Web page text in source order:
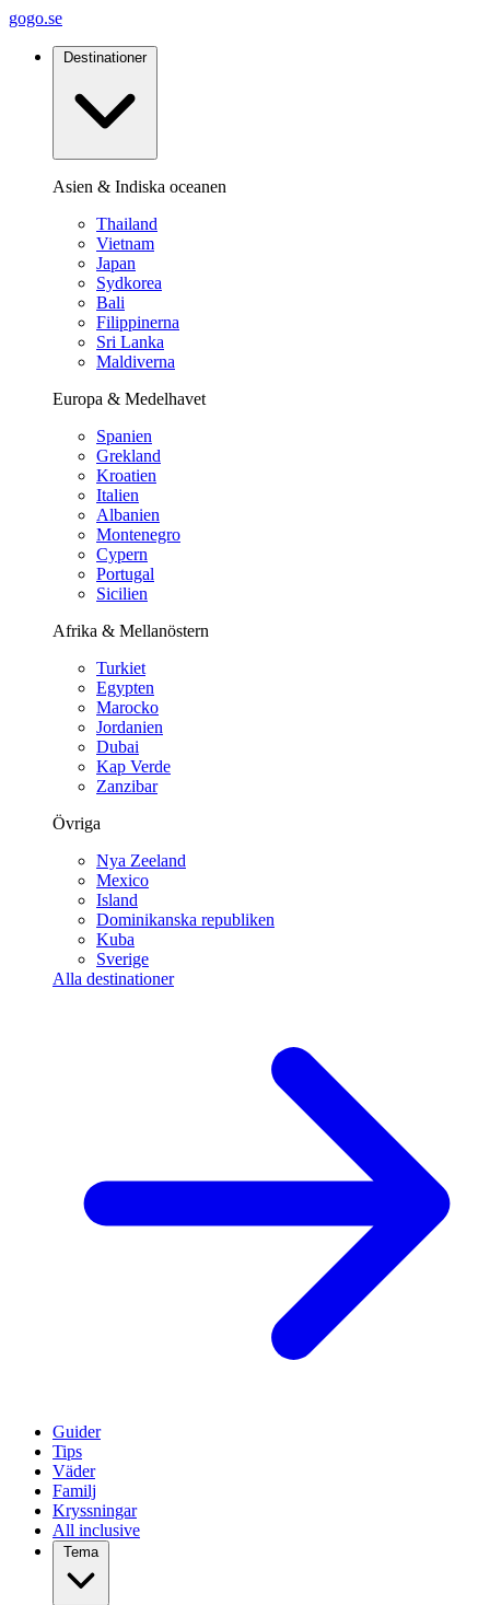
gogo.se
Destinationer
Asien & Indiska oceanen
Thailand
Vietnam
Japan
Sydkorea
Bali
Filippinerna
Sri Lanka
Maldiverna
Europa & Medelhavet
Spanien
Grekland
Kroatien
Italien
Albanien
Montenegro
Cypern
Portugal
Sicilien
Afrika & Mellanöstern
Turkiet
Egypten
Marocko
Jordanien
Dubai
Kap Verde
Zanzibar
Övriga
Nya Zeeland
Mexico
Island
Dominikanska republiken
Kuba
Sverige
Alla destinationer
Guider
Tips
Väder
Familj
Kryssningar
All inclusive
Tema